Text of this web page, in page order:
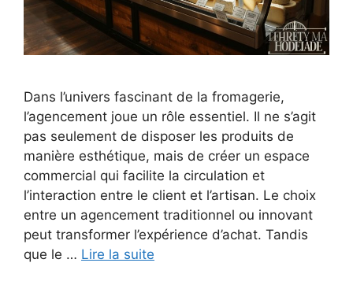
Dans l’univers fascinant de la fromagerie,
l’agencement joue un rôle essentiel. Il ne s’agit
pas seulement de disposer les produits de
manière esthétique, mais de créer un espace
commercial qui facilite la circulation et
l’interaction entre le client et l’artisan. Le choix
entre un agencement traditionnel ou innovant
peut transformer l’expérience d’achat. Tandis
que le … Lire la suite